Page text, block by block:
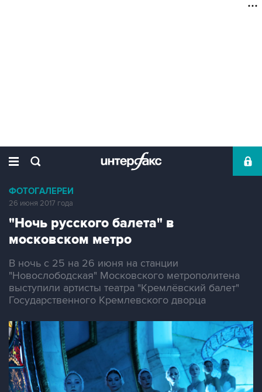
ФОТОГАЛЕРЕИ
26 июня 2017 года
"Ночь русского балета" в
московском метро
В ночь с 25 на 26 июня на станции
"Новослободская" Московского метрополитена
выступили артисты театра "Кремлёвский балет"
Государственного Кремлевского дворца